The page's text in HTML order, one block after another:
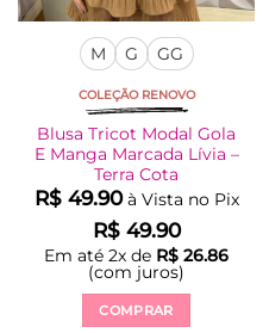
M G GG
COLEÇÃO RENOVO
Blusa Tricot Modal Gola
E Manga Marcada Lívia –
Terra Cota
R$49.90 à Vista no Pix
R$49.90
Em até 2x de R$ 26.86
(com juros)
COMPRAR